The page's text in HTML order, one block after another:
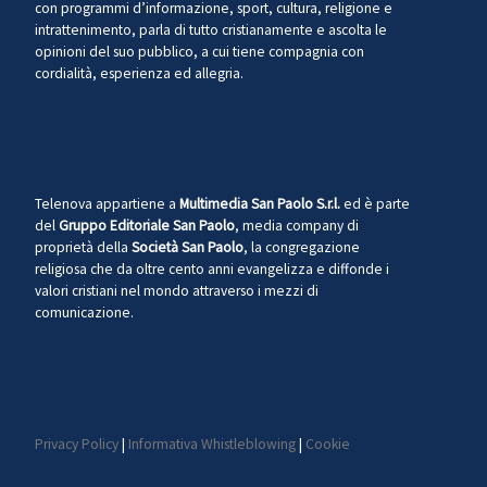
con programmi d’informazione, sport, cultura, religione e
intrattenimento, parla di tutto cristianamente e ascolta le
opinioni del suo pubblico, a cui tiene compagnia con
cordialità, esperienza ed allegria.
Telenova appartiene a Multimedia San Paolo S.r.l.ed è parte
delGruppo Editoriale San Paolo, media company di
proprietà della Società San Paolo, la congregazione
religiosa che da oltre cento anni evangelizza e diffonde i
valori cristiani nel mondo attraverso i mezzi di
comunicazione.
Privacy Policy| Informativa Whistleblowing| Cookie